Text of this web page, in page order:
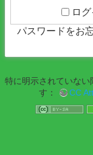
ロ
パスワードをお
特に明示されていない
す：
CC